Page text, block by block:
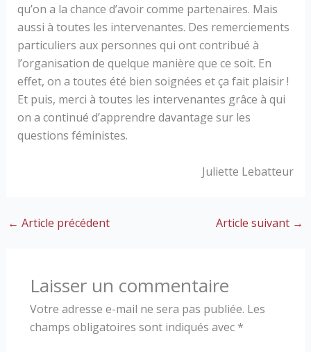
qu’on a la chance d’avoir comme partenaires. Mais
aussi à toutes les intervenantes. Des remerciements
particuliers aux personnes qui ont contribué à
l’organisation de quelque manière que ce soit. En
effet, on a toutes été bien soignées et ça fait plaisir !
Et puis, merci à toutes les intervenantes grâce à qui
on a continué d’apprendre davantage sur les
questions féministes.
Juliette Lebatteur
← Article précédent Article suivant →
Laisser un commentaire
Votre adresse e-mail ne sera pas publiée. Les
champs obligatoires sont indiqués avec *